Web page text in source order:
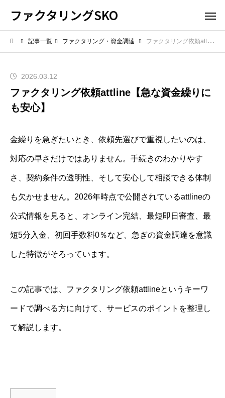
ファクタリングSKO
記事一覧 ファクタリング・資金調達 ファクタリング依頼attline【急な資金繰りにも安心】
2026.03.12
ファクタリング依頼attline【急な資金繰りに
も安心】
金繰りを急ぎたいとき、依頼先選びで重視したいのは、
対応の早さだけではありません。手続きのわかりやす
さ、契約条件の透明性、そして安心して相談できる体制
も欠かせません。2026年時点で公開されているattlineの
公式情報を見ると、オンライン完結、最短即日審査、最
短5分入金、初回手数料0％など、急ぎの資金調達を意識
した特徴がそろっています。
この記事では、ファクタリング依頼attlineというキーワ
ードで調べる方に向けて、サービスのポイントを整理し
て解説します。